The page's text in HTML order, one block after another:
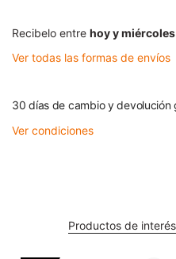
Recibelo entre hoy y miércoles
Ver todas las formas de envíos
30 días de cambio y devolución
Ver condiciones
Productos de interés